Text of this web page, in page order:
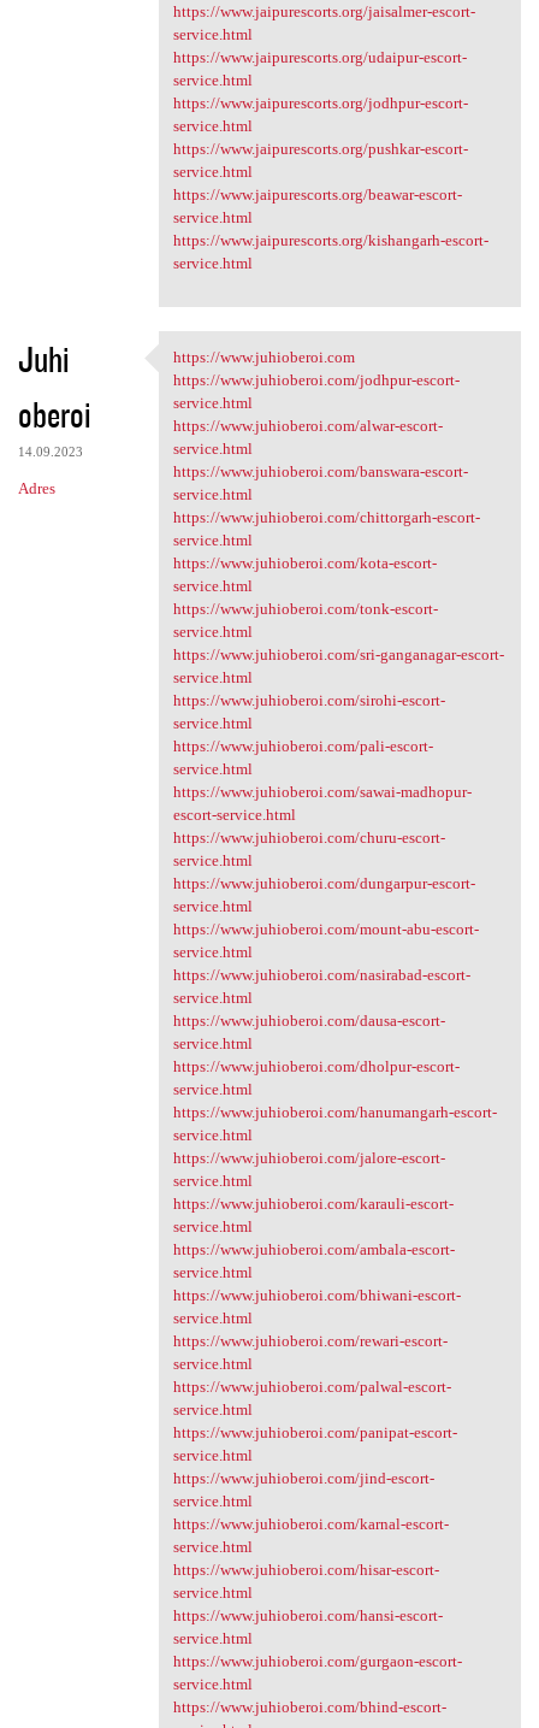
https://www.jaipurescorts.org/jaisalmer-escort-
service.html
https://www.jaipurescorts.org/udaipur-escort-
service.html
https://www.jaipurescorts.org/jodhpur-escort-
service.html
https://www.jaipurescorts.org/pushkar-escort-
service.html
https://www.jaipurescorts.org/beawar-escort-
service.html
https://www.jaipurescorts.org/kishangarh-escort-
service.html
Juhi
oberoi
14.09.2023
Adres
https://www.juhioberoi.com
https://www.juhioberoi.com
https://www.juhioberoi.com/jodhpur-escort-
service.html
https://www.juhioberoi.com/alwar-escort-
service.html
https://www.juhioberoi.com/banswara-escort-
service.html
https://www.juhioberoi.com/chittorgarh-escort-
service.html
https://www.juhioberoi.com/kota-escort-
service.html
https://www.juhioberoi.com/tonk-escort-
service.html
https://www.juhioberoi.com/sri-ganganagar-escort-
service.html
https://www.juhioberoi.com/sirohi-escort-
service.html
https://www.juhioberoi.com/pali-escort-
service.html
https://www.juhioberoi.com/sawai-madhopur-
escort-service.html
https://www.juhioberoi.com/churu-escort-
service.html
https://www.juhioberoi.com/dungarpur-escort-
service.html
https://www.juhioberoi.com/mount-abu-escort-
service.html
https://www.juhioberoi.com/nasirabad-escort-
service.html
https://www.juhioberoi.com/dausa-escort-
service.html
https://www.juhioberoi.com/dholpur-escort-
service.html
https://www.juhioberoi.com/hanumangarh-escort-
service.html
https://www.juhioberoi.com/jalore-escort-
service.html
https://www.juhioberoi.com/karauli-escort-
service.html
https://www.juhioberoi.com/ambala-escort-
service.html
https://www.juhioberoi.com/bhiwani-escort-
service.html
https://www.juhioberoi.com/rewari-escort-
service.html
https://www.juhioberoi.com/palwal-escort-
service.html
https://www.juhioberoi.com/panipat-escort-
service.html
https://www.juhioberoi.com/jind-escort-
service.html
https://www.juhioberoi.com/karnal-escort-
service.html
https://www.juhioberoi.com/hisar-escort-
service.html
https://www.juhioberoi.com/hansi-escort-
service.html
https://www.juhioberoi.com/gurgaon-escort-
service.html
https://www.juhioberoi.com/bhind-escort-